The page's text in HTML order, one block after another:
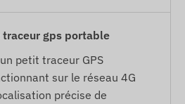
traceur gps portable
petit traceur GPS
sur le réseau 4G
précise de